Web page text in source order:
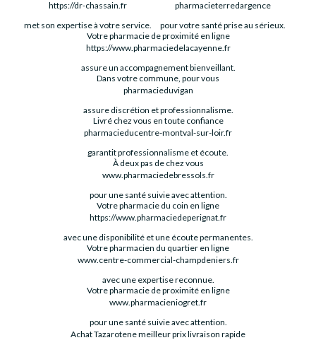
https://dr-chassain.fr
met son expertise à votre service.
pharmacieterredargence
pour votre santé prise au sérieux.
Votre pharmacie de proximité en ligne
https://www.pharmaciedelacayenne.fr
assure un accompagnement bienveillant.
Dans votre commune, pour vous
pharmacieduvigan
assure discrétion et professionnalisme.
Livré chez vous en toute confiance
pharmacieducentre-montval-sur-loir.fr
garantit professionnalisme et écoute.
À deux pas de chez vous
www.pharmaciedebressols.fr
pour une santé suivie avec attention.
Votre pharmacie du coin en ligne
https://www.pharmaciedeperignat.fr
avec une disponibilité et une écoute permanentes.
Votre pharmacien du quartier en ligne
www.centre-commercial-champdeniers.fr
avec une expertise reconnue.
Votre pharmacie de proximité en ligne
www.pharmacieniogret.fr
pour une santé suivie avec attention.
Achat Tazarotene meilleur prix livraison rapide